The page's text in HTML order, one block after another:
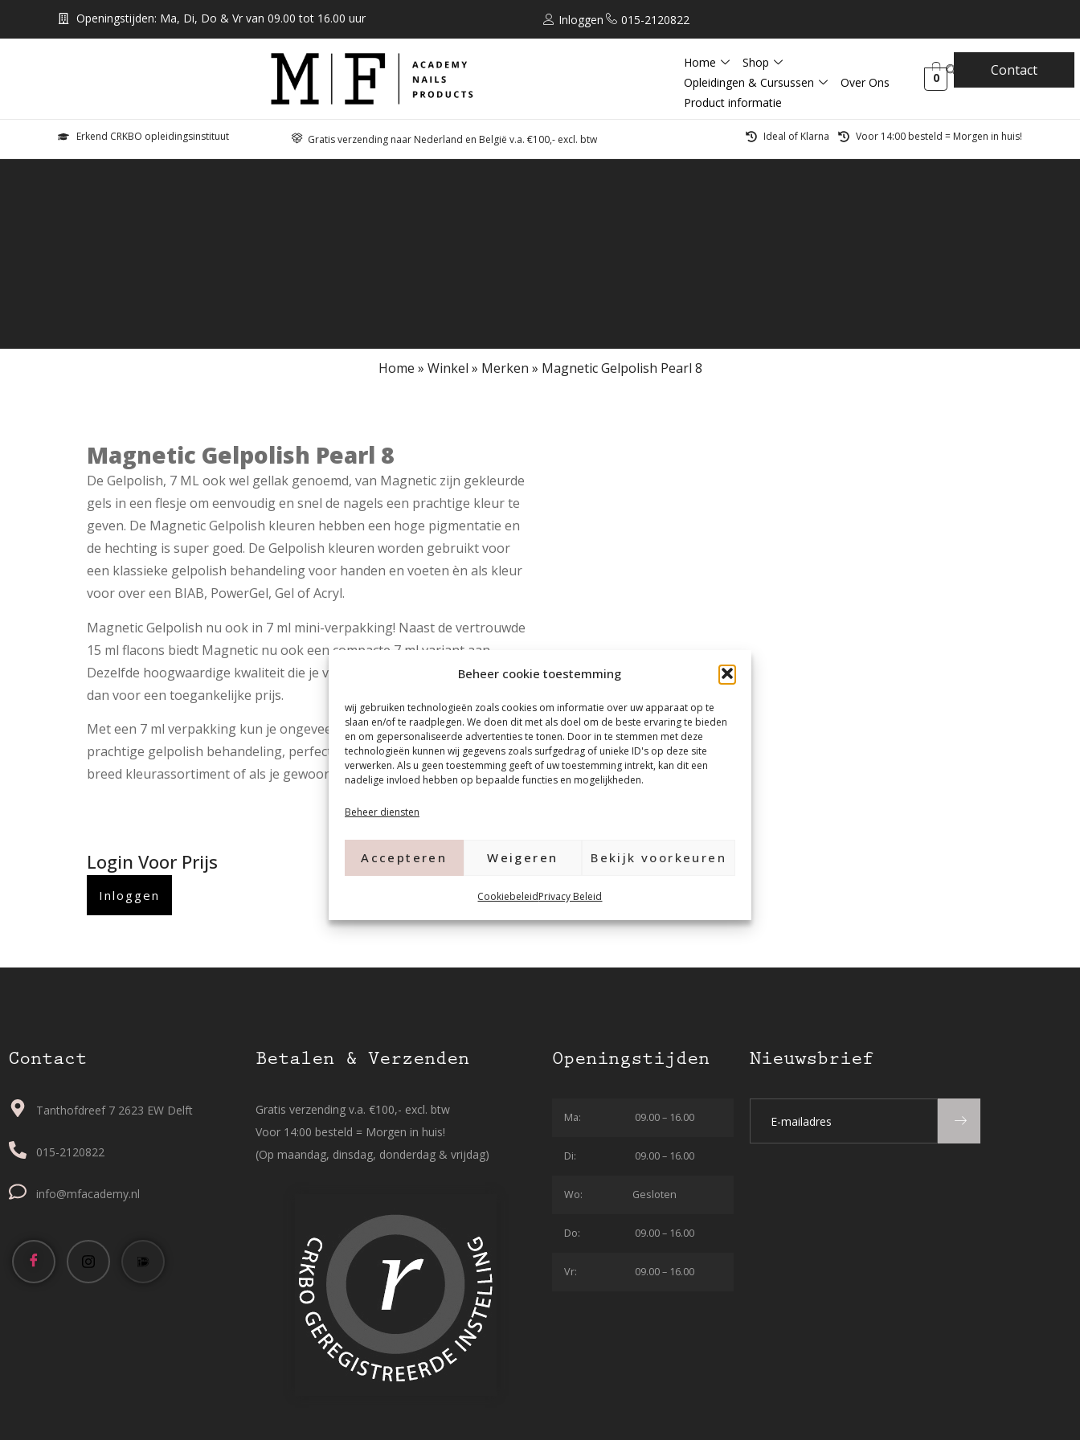
Beheer cookie toestemming
wij gebruiken technologieën zoals cookies om informatie over uw apparaat op te
slaan en/of te raadplegen. We doen dit met als doel om de beste ervaring te bieden
en om gepersonaliseerde advertenties te tonen. Door in te stemmen met deze
technologieën kunnen wij gegevens zoals surfgedrag of unieke ID's op deze site
verwerken. Als u geen toestemming geeft of uw toestemming intrekt, kan dit een
nadelige invloed hebben op bepaalde functies en mogelijkheden.
Beheer diensten
Accepteren Weigeren Bekijk voorkeuren
CookiebeleidPrivacy Beleid
Openingstijden: Ma, Di, Do & Vr van 09.00 tot 16.00 uur Inloggen 015-2120822
Home
Shop
Opleidingen & Cursussen
Over Ons
Product informatie
0 Contact
Erkend CRKBO opleidingsinstituut Gratis verzending naar Nederland en België v.a. €100,- excl. btw Ideal of Klarna Voor 14:00 besteld = Morgen in huis!
Home » Winkel » Merken » Magnetic Gelpolish Pearl 8
Magnetic Gelpolish Pearl 8
De Gelpolish, 7 ML ook wel gellak genoemd, van Magnetic zijn gekleurde
gels in een flesje om eenvoudig en snel de nagels een prachtige kleur te
geven. De Magnetic Gelpolish kleuren hebben een hoge pigmentatie en
de hechting is super goed. De Gelpolish kleuren worden gebruikt voor
een klassieke gelpolish behandeling voor handen en voeten èn als kleur
voor over een BIAB, PowerGel, Gel of Acryl.
Magnetic Gelpolish nu ook in 7 ml mini-verpakking! Naast de vertrouwde
15 ml flacons biedt Magnetic nu ook een compacte 7 ml variant aan.
Dezelfde hoogwaardige kwaliteit die je van Magnetic gewend bent, maar
dan voor een toegankelijke prijs.
Met een 7 ml verpakking kun je ongeveer 10 personen voorzien van een
prachtige gelpolish behandeling, perfect voor starters, salons met een
breed kleurassortiment of als je gewoon een kleur eens wilt uitproberen.
Login Voor Prijs
Inloggen
Contact
Tanthofdreef 7 2623 EW Delft
015-2120822
info@mfacademy.nl
Betalen & Verzenden
Gratis verzending v.a. €100,- excl. btw
Voor 14:00 besteld = Morgen in huis!
(Op maandag, dinsdag, donderdag & vrijdag)
Openingstijden
Ma: 09.00 – 16.00
Di: 09.00 – 16.00
Wo: Gesloten
Do: 09.00 – 16.00
Vr: 09.00 – 16.00
Nieuwsbrief